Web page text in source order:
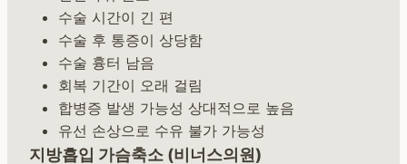
수술 시간이 긴 편
수술 후 통증이 상당함
수술 흉터 남음
회복 기간이 오래 걸림
합병증 발생 가능성 상대적으로 높음
유선 손상으로 수유 불가 가능성
지방흡입 가슴축소 (비너스의원)